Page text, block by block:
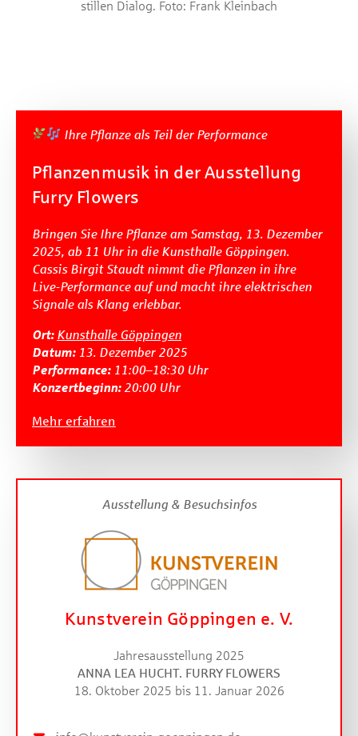
stillen Dialog. Foto: Frank Kleinbach
Ihre Pflanze als Teil der Performance
Pflanzenmusik in der Ausstellung
Furry Flowers
Bringen Sie Ihre Pflanze am Samstag, 13. Dezember
2025, ab 11 Uhr in die Kunsthalle Göppingen.
Cassis Birgit Staudt nimmt die Pflanzen in ihre
Live-Performance auf und macht ihre elektrischen
Signale als Klang erlebbar.
Ort: Kunsthalle Göppingen
Datum:13. Dezember 2025
Performance:11:00–18:30 Uhr
Konzertbeginn:20:00 Uhr
Mehr erfahren
Ausstellung & Besuchsinfos
Kunstverein Göppingen e. V.
Jahresausstellung 2025
ANNA LEA HUCHT. FURRY FLOWERS
18. Oktober 2025 bis 11. Januar 2026